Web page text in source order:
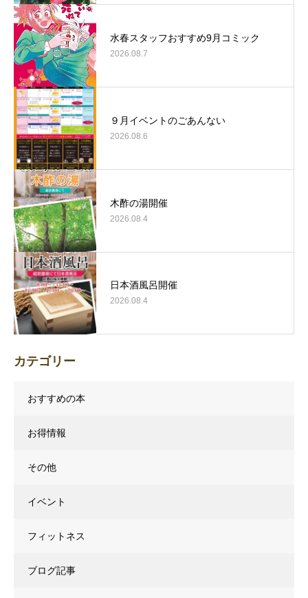
水春スタッフおすすめ9月コミック
2026.08.7
９月イベントのごあんない
2026.08.6
木酢の湯開催
2026.08.4
日本酒風呂開催
2026.08.4
カテゴリー
おすすめの本
お得情報
その他
イベント
フィットネス
ブログ記事